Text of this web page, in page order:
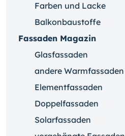
Farben und Lacke
Balkonbaustoffe
Fassaden Magazin
Glasfassaden
andere Warmfassaden
Elementfassaden
Doppelfassaden
Solarfassaden